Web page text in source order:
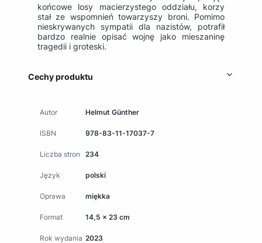
końcowe losy macierzystego oddziału, korzy
stał ze wspomnień towarzyszy broni. Pomimo
nieskrywanych sympatii dla nazistów, potrafił
bardzo realnie opisać wojnę jako mieszaninę
tragedii i groteski.
Cechy produktu
Autor Helmut Günther
ISBN 978-83-11-17037-7
Liczba stron 234
Język polski
Oprawa miękka
Format 14,5 x 23 cm
Rok wydania 2023